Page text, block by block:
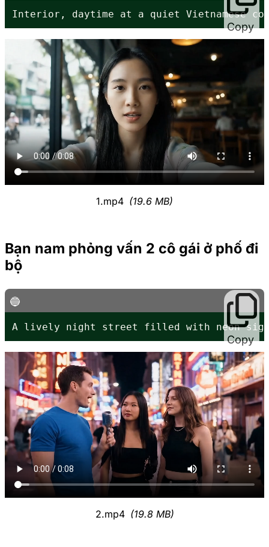
Copy
Interior, daytime at a quiet Vietnamese
1.mp4 (19.6 MB)
Bạn nam phỏng vấn 2 cô gái ở phố đi
bộ
Copy
A lively night street filled with neon signs
2.mp4 (19.8 MB)